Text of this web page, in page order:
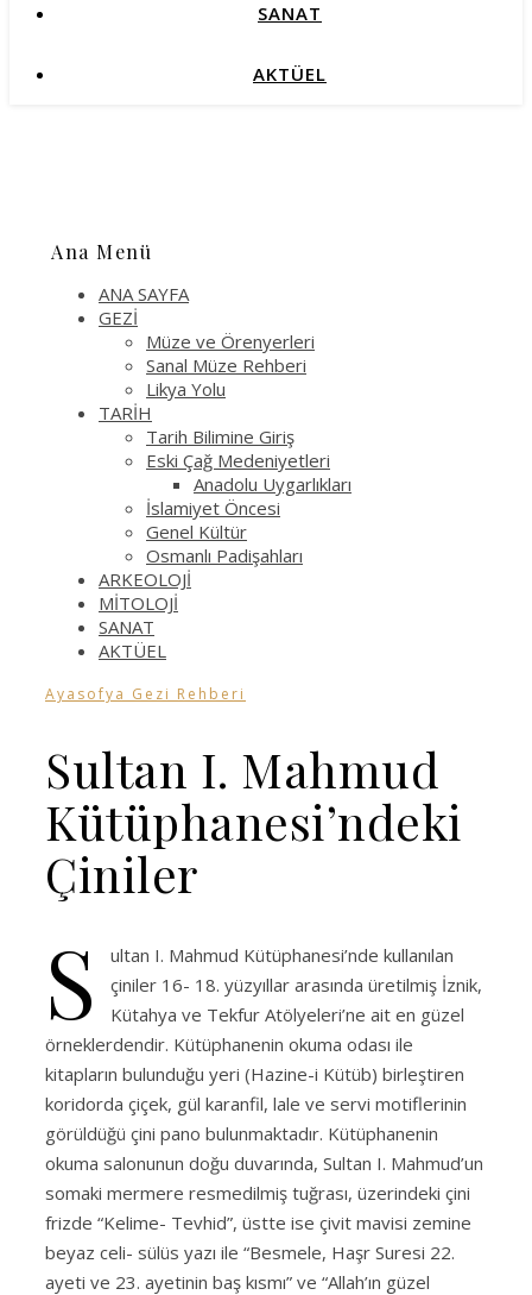
SANAT
AKTÜEL
Ana Menü
ANA SAYFA
GEZİ
Müze ve Örenyerleri
Sanal Müze Rehberi
Likya Yolu
TARİH
Tarih Bilimine Giriş
Eski Çağ Medeniyetleri
Anadolu Uygarlıkları
İslamiyet Öncesi
Genel Kültür
Osmanlı Padişahları
ARKEOLOJİ
MİTOLOJİ
SANAT
AKTÜEL
Ayasofya Gezi Rehberi
Sultan I. Mahmud
Kütüphanesi’ndeki
Çiniler
S
ultan I. Mahmud Kütüphanesi’nde kullanılan
çiniler 16- 18. yüzyıllar arasında üretilmiş İznik,
Kütahya ve Tekfur Atölyeleri’ne ait en güzel
örneklerdendir. Kütüphanenin okuma odası ile
kitapların bulunduğu yeri (Hazine-i Kütüb) birleştiren
koridorda çiçek, gül karanfil, lale ve servi motiflerinin
görüldüğü çini pano bulunmaktadır. Kütüphanenin
okuma salonunun doğu duvarında, Sultan I. Mahmud’un
somaki mermere resmedilmiş tuğrası, üzerindeki çini
frizde “Kelime- Tevhid”, üstte ise çivit mavisi zemine
beyaz celi- sülüs yazı ile “Besmele, Haşr Suresi 22.
ayeti ve 23. ayetinin baş kısmı” ve “Allah’ın güzel